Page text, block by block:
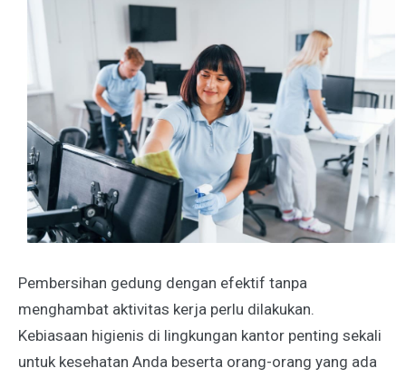
Pembersihan gedung dengan efektif tanpa
menghambat aktivitas kerja perlu dilakukan.
Kebiasaan higienis di lingkungan kantor penting sekali
untuk kesehatan Anda beserta orang-orang yang ada